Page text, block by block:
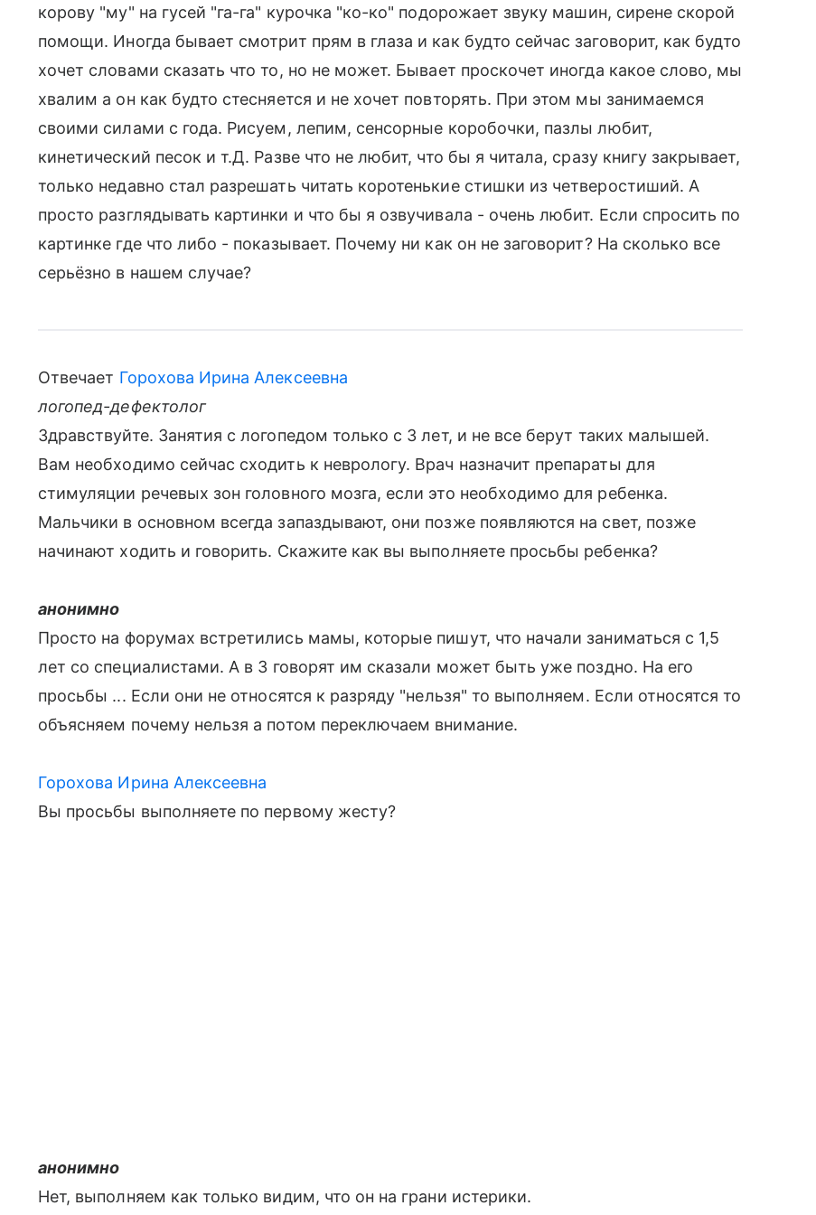
корову "му" на гусей "га-га" курочка "ко-ко" подорожает звуку машин, сирене скорой
помощи. Иногда бывает смотрит прям в глаза и как будто сейчас заговорит, как будто
хочет словами сказать что то, но не может. Бывает проскочет иногда какое слово, мы
хвалим а он как будто стесняется и не хочет повторять. При этом мы занимаемся
своими силами с года. Рисуем, лепим, сенсорные коробочки, пазлы любит,
кинетический песок и т.Д. Разве что не любит, что бы я читала, сразу книгу закрывает,
только недавно стал разрешать читать коротенькие стишки из четверостиший. А
просто разглядывать картинки и что бы я озвучивала - очень любит. Если спросить по
картинке где что либо - показывает. Почему ни как он не заговорит? На сколько все
серьёзно в нашем случае?
Отвечает Горохова Ирина Алексеевна
логопед-дефектолог
Здравствуйте. Занятия с логопедом только с 3 лет, и не все берут таких малышей.
Вам необходимо сейчас сходить к неврологу. Врач назначит препараты для
стимуляции речевых зон головного мозга, если это необходимо для ребенка.
Мальчики в основном всегда запаздывают, они позже появляются на свет, позже
начинают ходить и говорить. Скажите как вы выполняете просьбы ребенка?
анонимно
Просто на форумах встретились мамы, которые пишут, что начали заниматься с 1,5
лет со специалистами. А в 3 говорят им сказали может быть уже поздно. На его
просьбы ... Если они не относятся к разряду "нельзя" то выполняем. Если относятся то
объясняем почему нельзя а потом переключаем внимание.
Горохова Ирина Алексеевна
Вы просьбы выполняете по первому жесту?
анонимно
Нет, выполняем как только видим, что он на грани истерики.